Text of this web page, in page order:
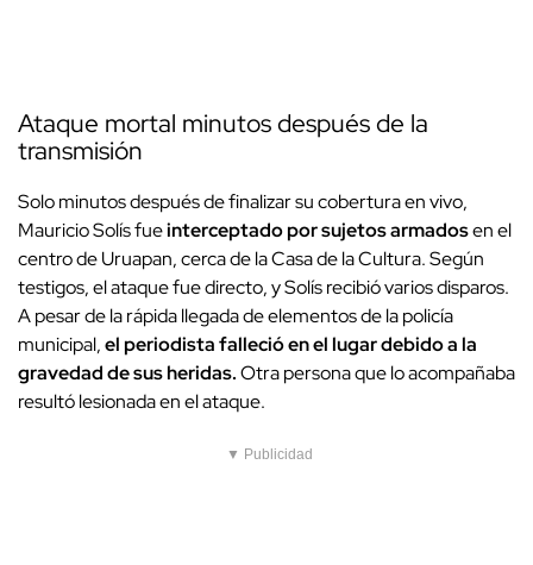
Ataque mortal minutos después de la
transmisión
Solo minutos después de finalizar su cobertura en vivo,
Mauricio Solís fueinterceptado por sujetos armadosen el
centro de Uruapan, cerca de la Casa de la Cultura. Según
testigos, el ataque fue directo, y Solís recibió varios disparos.
A pesar de la rápida llegada de elementos de la policía
municipal,el periodista falleció en el lugar debido a la
gravedad de sus heridas.Otra persona que lo acompañaba
resultó lesionada en el ataque.
▼ Publicidad